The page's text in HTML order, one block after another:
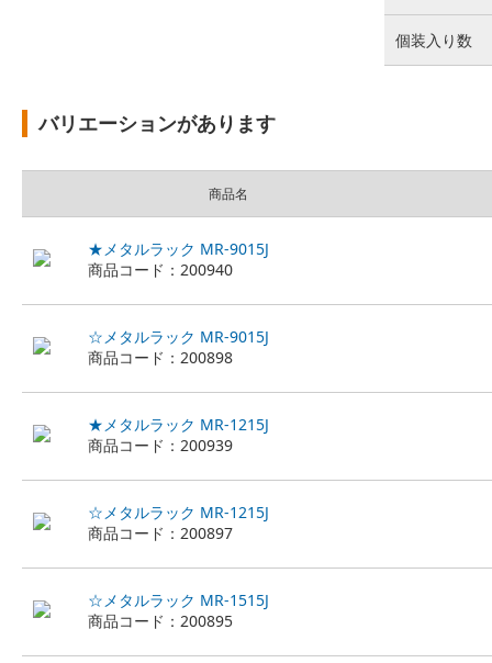
個装入り数
バリエーションがあります
商品名
★メタルラック MR-9015J
商品コード：200940
☆メタルラック MR-9015J
商品コード：200898
★メタルラック MR-1215J
商品コード：200939
☆メタルラック MR-1215J
商品コード：200897
☆メタルラック MR-1515J
商品コード：200895